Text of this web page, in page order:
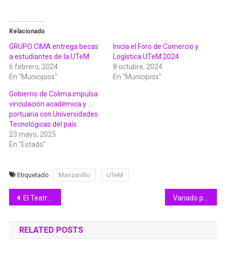
Relacionado
GRUPO CIMA entrega becas
a estudiantes de la UTeM
6 febrero, 2024
En "Municipios"
Inicia el Foro de Comercio y
Logística UTeM 2024
8 octubre, 2024
En "Municipios"
Gobierno de Colima impulsa
vinculación académica y
portuaria con Universidades
Tecnológicas del país
23 mayo, 2025
En "Estado"
Etiquetado Manzanillo UTeM
Navegación
de
entradas
El Teatro del Caballo en la Feria de Colima es sede de grandes eventos Variado programa de actividades para hoy lunes, en la Feria de Colima 2023
RELATED POSTS